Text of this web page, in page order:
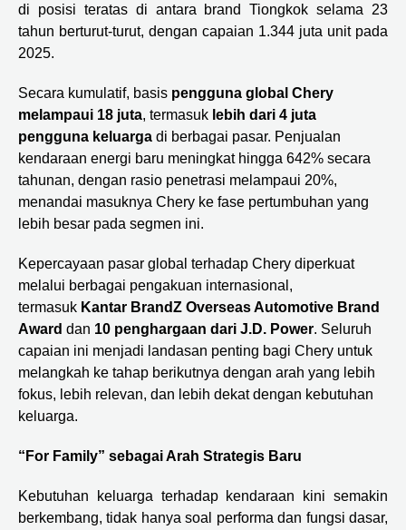
di posisi teratas di antara brand Tiongkok selama 23
tahun berturut-turut, dengan capaian 1.344 juta unit pada
2025.
Secara kumulatif, basis pengguna global Chery
melampaui 18 juta, termasuk lebih dari 4 juta
pengguna keluarga di berbagai pasar. Penjualan
kendaraan energi baru meningkat hingga 642% secara
tahunan, dengan rasio penetrasi melampaui 20%,
menandai masuknya Chery ke fase pertumbuhan yang
lebih besar pada segmen ini.
Kepercayaan pasar global terhadap Chery diperkuat
melalui berbagai pengakuan internasional,
termasuk Kantar BrandZ Overseas Automotive Brand
Award dan 10 penghargaan dari J.D. Power. Seluruh
capaian ini menjadi landasan penting bagi Chery untuk
melangkah ke tahap berikutnya dengan arah yang lebih
fokus, lebih relevan, dan lebih dekat dengan kebutuhan
keluarga.
“For Family” sebagai Arah Strategis Baru
Kebutuhan keluarga terhadap kendaraan kini semakin
berkembang, tidak hanya soal performa dan fungsi dasar,